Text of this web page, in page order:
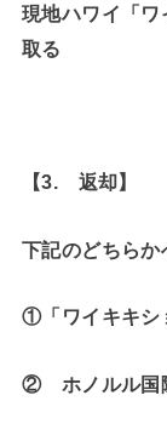
現地ハワイ「
取る
【3. 返却】
下記のどちらか
①「ワイキキシ
② ホノルル国